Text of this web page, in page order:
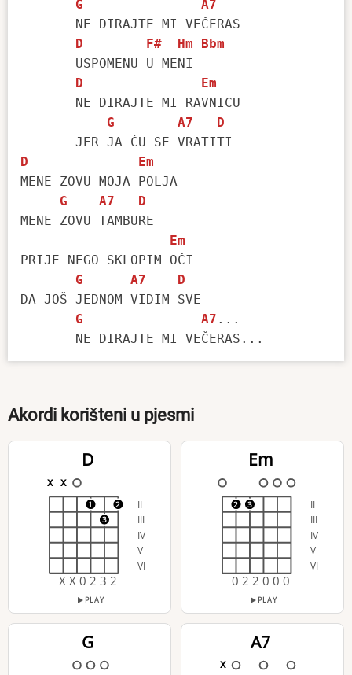
G
A7
       NE DIRAJTE MI VEČERAS
D
F# Hm
Bbm
       USPOMENU U MENI
D
Em
       NE DIRAJTE MI RAVNICU
G
A7
D
D
Em
MENE ZOVU MOJA POLJA
G
A7
D
MENE ZOVU TAMBURE
Em
PRIJE NEGO SKLOPIM OČI
G
A7
D
DA JOŠ JEDNOM VIDIM SVE
G
A7 ...
Akordi korišteni u pjesmi
D
x x
II
III
IV
V
VI
1
3
2
X X 0 2 3 2
PLAY
Em
II
III
IV
V
VI
2 3
0 2 2 0 0 0
PLAY
G A7
x